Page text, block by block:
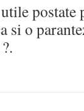
postate
si o